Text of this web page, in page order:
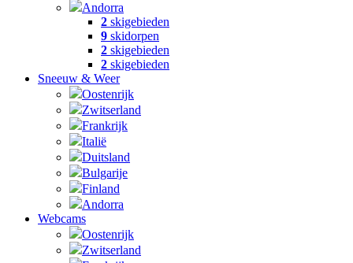
Andorra
2 skigebieden
9 skidorpen
2 skigebieden
2 skigebieden
Sneeuw & Weer
Oostenrijk
Zwitserland
Frankrijk
Italië
Duitsland
Bulgarije
Finland
Andorra
Webcams
Oostenrijk
Zwitserland